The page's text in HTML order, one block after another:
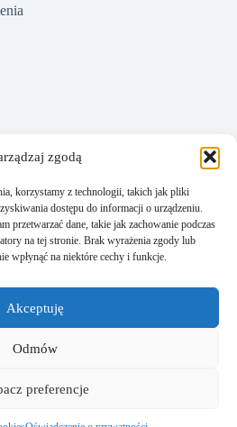
zgodą
korzystamy z technologii, takich jak pliki
dostępu do informacji o urządzeniu.
przetwarzać dane, takie jak zachowanie podczas
na tej stronie. Brak wyrażenia zgody lub
wpłynąć na niektóre cechy i funkcje.
Akceptuję
Odmów
preferencje